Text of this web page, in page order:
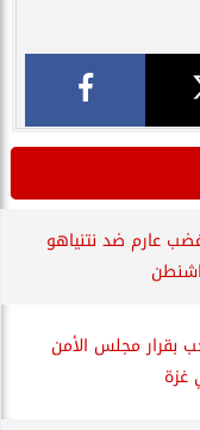
عارم ضد نتنياهو
بقرار مجلس الأمن
غزة